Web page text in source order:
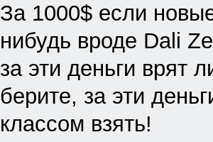
За 1000$ если
нибудь вроде Dali
за эти деньги врят
берите, за эти
классом взять!